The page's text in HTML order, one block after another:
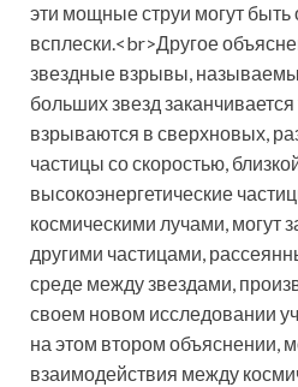
эти мощные струи могут быть
всплески.<br>Другое
звездные взрывы,
больших звезд
взрываются в сверхновых,
частицы со скоростью,
высокоэнергетические
космическими лучами, могут
другими частицами,
среде между звездами,
своем новом исследовании
на этом втором объяснении,
взаимодействия между